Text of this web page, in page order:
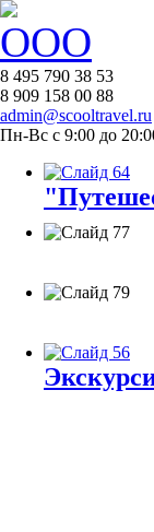
8 495 790 38 53
8 909 158 00 88
admin@scooltravel.ru
Пн-Вс с 9:00 до